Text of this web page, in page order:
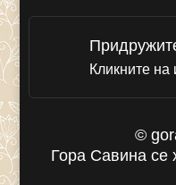
Кликните на
©
Гора Савина се